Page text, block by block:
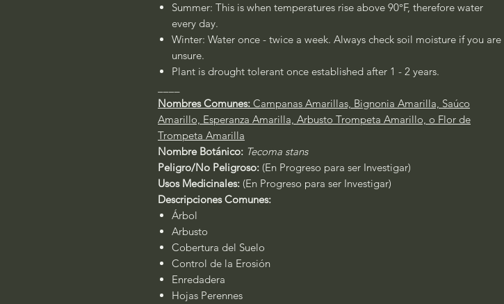
Summer: This is when temperatures rise above 90°F, therefore water
every day.
Winter: Water once - twice a week. Always check soil moisture if you are
unsure.
Plant is drought tolerant once established after 1 - 2 years.
Nombres Comunes: Campanas Amarillas, Bignonia Amarilla, Saúco
Amarillo, Esperanza Amarilla, Arbusto Trompeta Amarillo, o Flor de
Trompeta Amarilla
Nombre Botánico: Tecoma stans
Peligro/No Peligroso: (En Progreso para ser Investigar)
Usos Medicinales: (En Progreso para ser Investigar)
Descripciones Comunes:
Árbol
Arbusto
Cobertura del Suelo
Control de la Erosión
Enredadera
Hojas Perennes